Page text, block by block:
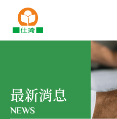
最新消息
NEWS